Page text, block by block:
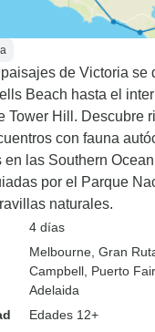
de Victoria se
Beach hasta el
Tower Hill. Descubre
con fauna
en las Southern
por el Parque
naturales.
4 días
Melbourne , Gran
Campbell , Puerto
Adelaida
Edades 12+